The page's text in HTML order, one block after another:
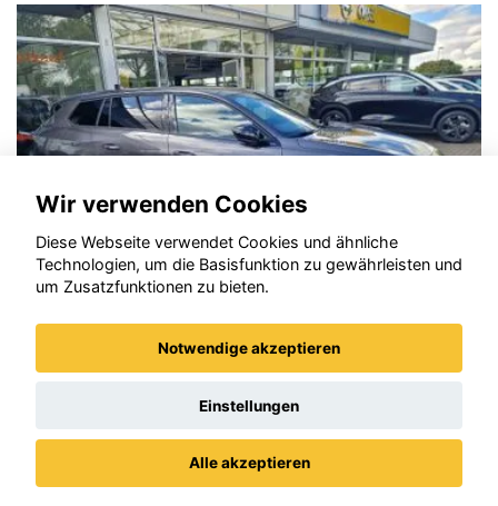
LLCerforderlich.
Zustimmen und
aktivieren
Opel Astra
Wir verwenden Cookies
Diese Webseite verwendet Cookies und ähnliche
Technologien, um die Basisfunktion zu gewährleisten und
um Zusatzfunktionen zu bieten.
Notwendige akzeptieren
Einstellungen
Alle akzeptieren